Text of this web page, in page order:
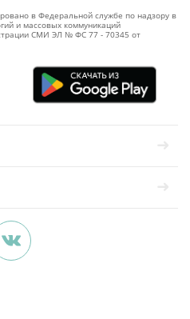
в Федеральной службе по надзору в
и массовых коммуникаций
СМИ ЭЛ № ФС 77 - 70345 от